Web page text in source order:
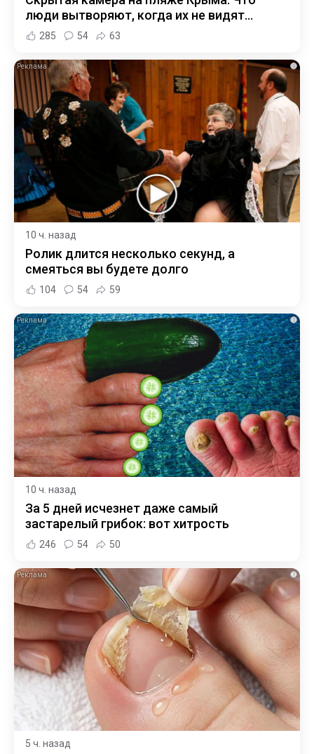
люди вытворяют, когда их не видят...
285 54 63
i
10 ч. назад
Ролик длится несколько секунд, а
смеяться вы будете долго
104 54 59
i
10 ч. назад
За 5 дней исчезнет даже самый
застарелый грибок: вот хитрость
246 54 50
i
5 ч. назад